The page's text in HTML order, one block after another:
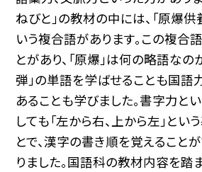
ねびと」の教材の中には、「原爆
いう複合語があります。この複合
とがあり、「原爆」は何の略語なの
弾」の単語を学ばせることも国語
あることも学びました。書字力と
しても「左から右、上から左」とい
とで、漢字の書き順を覚えること
りました。国語科の教材内容を踏